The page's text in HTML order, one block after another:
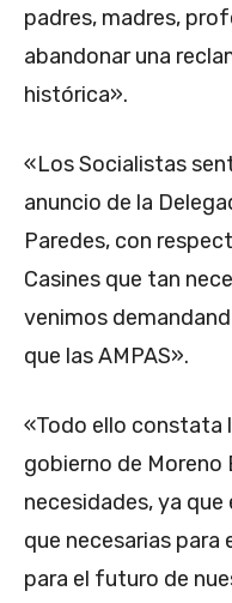
padres, madres,
abandonar una
histórica».
«Los Socialistas
anuncio de la
Paredes, con
Casines que tan
venimos
que las AMPAS».
«Todo ello constata
gobierno de Moreno
necesidades, ya
que necesarias
para el futuro de